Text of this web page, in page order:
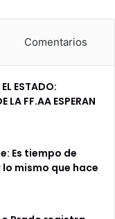
Comentarios
ESTADO:
LA FF.AA ESPERAN
Es tiempo de
mismo que hace